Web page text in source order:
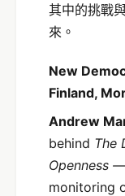
其中的挑戰
來。
New
Finland,
Andrew
behind The
Openness —
monitoring